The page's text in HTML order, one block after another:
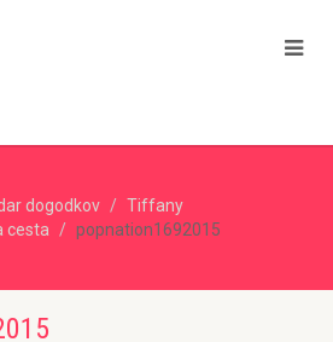
dogodkov
Tiffany
cesta
popnation1692015